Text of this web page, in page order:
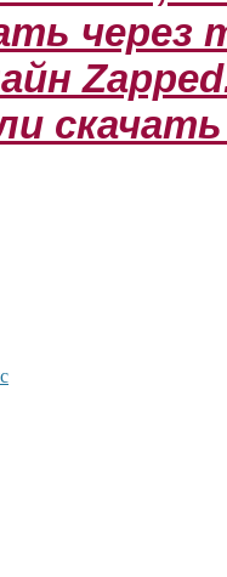
через